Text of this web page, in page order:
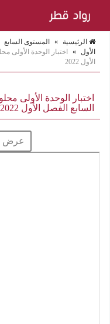
الرئيسية » المستوى السابع
الأول »
اختبار الوحدة الأولى
الأول 2022
اختبار الوحدة الأولى
السابع الفصل الأول 2022
عرض